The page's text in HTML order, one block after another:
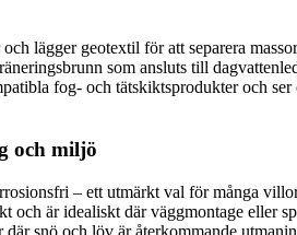
lägger geotextil för att separera
som ansluts till
fog- och tätskiktsprodukter och
och miljö
– ett utmärkt val för många
är idealiskt där väggmontage eller
snö och löv är återkommande